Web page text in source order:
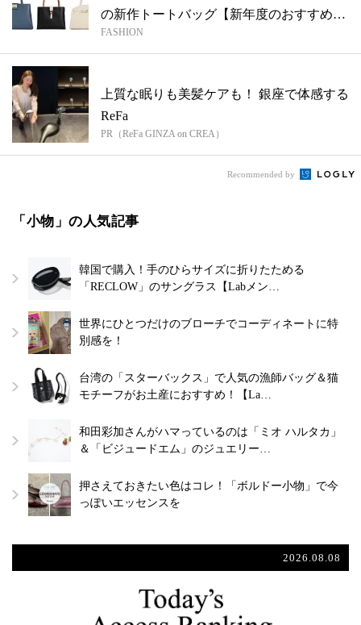
の新作トートバッグ【新年度のおすすめバ
ッグ...
FASHION
上質な眠りも美髪ケアも！ 銀座で体感する
ReFa
PR（ReFa GINZA on CREA）
Recommended by
「小物」の人気記事
韓国で購入！手のひらサイズに折りたためる
「RECLOW」のサングラス【Labメン…
世界にひとつだけのブローチでコーディネートに特
別感を！
台湾の「スターバックス」で人気の漁師バッグ＆猫
モチーフがお土産におすすめ！【La…
和田彩加さんがハマっているのは「ミオ ハルタカ」
＆「ビジュードエム」のジュエリー…
押さえておきたい色はコレ！「ボルドー小物」で今
っぽいエッセンスを
2026.08.08